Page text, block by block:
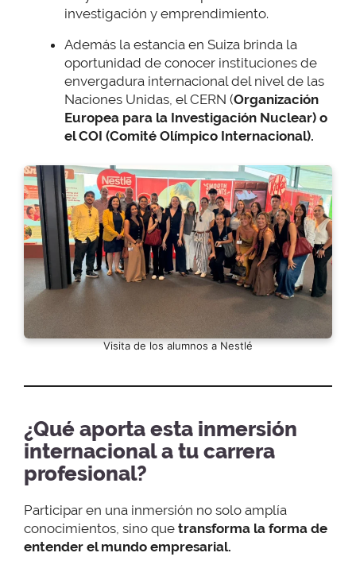
investigación y emprendimiento.
Además la estancia en Suiza brinda la
oportunidad de conocer instituciones de
envergadura internacional del nivel de las
Naciones Unidas, el CERN (Organización
Europea para la Investigación Nuclear) o
el COI (Comité Olímpico Internacional).
Visita de los alumnos a Nestlé
¿Qué aporta esta inmersión
internacional a tu carrera
profesional?
Participar en una inmersión no solo amplía
conocimientos, sino que transforma la forma de
entender el mundo empresarial.